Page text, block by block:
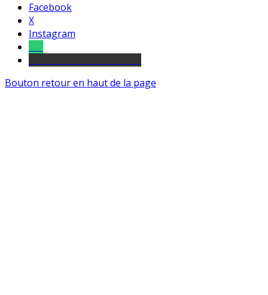
Facebook
X
Instagram
Bouton retour en haut de la page